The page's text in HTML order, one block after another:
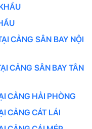
CẢNG SÂN BAY NỘI
CẢNG SÂN BAY TÂN
CẢNG HẢI PHÒNG
CẢNG CÁT LÁI